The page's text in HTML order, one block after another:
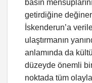
basın
getirdiğine
İskenderun’a
ulaştırmanın
anlamında da
düzeyde önemli
noktada tüm